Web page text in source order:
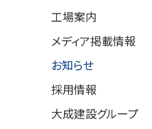
工場案内
メディア掲載情報
お知らせ
採用情報
大成建設グループ